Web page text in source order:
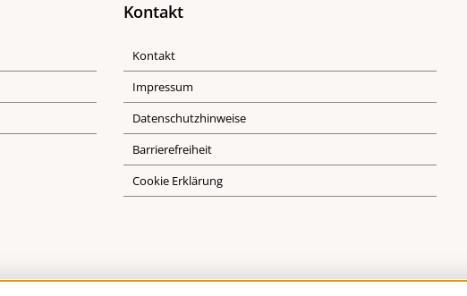
Kontakt
Kontakt
Impressum
Datenschutzhinweise
Barrierefreiheit
Cookie Erklärung